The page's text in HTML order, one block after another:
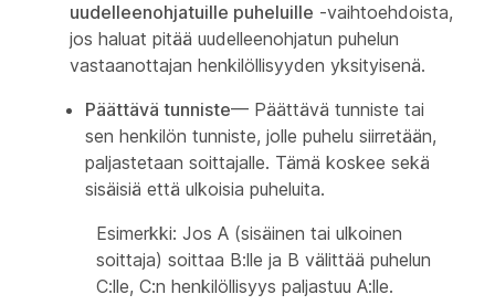
uudelleenohjatuille puheluille -vaihtoehdoista,
jos haluat pitää uudelleenohjatun puhelun
vastaanottajan henkilöllisyyden yksityisenä.
Päättävä tunniste— Päättävä tunniste tai
sen henkilön tunniste, jolle puhelu siirretään,
paljastetaan soittajalle. Tämä koskee sekä
sisäisiä että ulkoisia puheluita.
Esimerkki: Jos A (sisäinen tai ulkoinen
soittaja) soittaa B:lle ja B välittää puhelun
C:lle, C:n henkilöllisyys paljastuu A:lle.